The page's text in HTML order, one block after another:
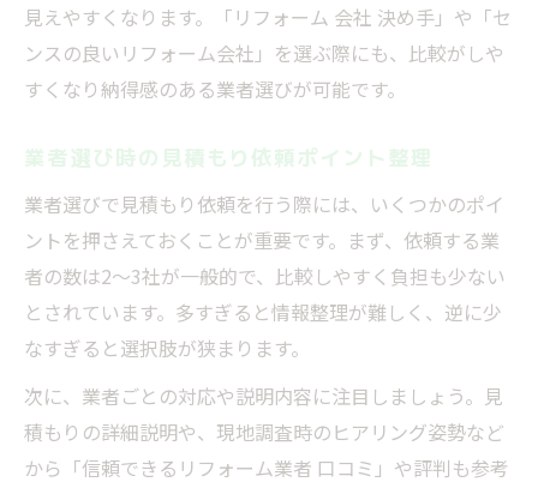
見えやすくなります。「リフォーム 会社 決め手」や「セ
ンスの良いリフォーム会社」を選ぶ際にも、比較がしや
すくなり納得感のある業者選びが可能です。
業者選び時の見積もり依頼ポイント整理
業者選びで見積もり依頼を行う際には、いくつかのポイ
ントを押さえておくことが重要です。まず、依頼する業
者の数は2～3社が一般的で、比較しやすく負担も少ない
とされています。多すぎると情報整理が難しく、逆に少
なすぎると選択肢が狭まります。
次に、業者ごとの対応や説明内容に注目しましょう。見
積もりの詳細説明や、現地調査時のヒアリング姿勢など
から「信頼できるリフォーム業者 口コミ」や評判も参考